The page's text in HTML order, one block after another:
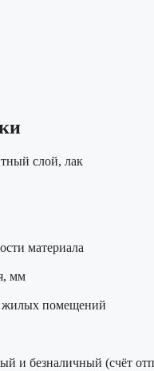
слой, лак
материала
мм
жилых помещений
и безналичный (счёт